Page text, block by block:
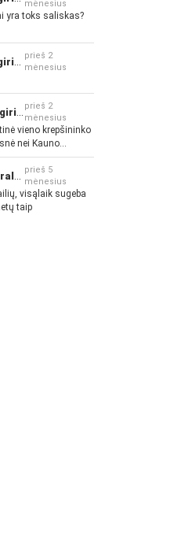
mėnesius
yra toks saliskas?
prieš 2
mėnesius
prieš 2
mėnesius
vieno krepšininko
nei Kauno
Nėra pinigų - nėra
prieš 5
mėnesius
visąlaik sugeba
taip